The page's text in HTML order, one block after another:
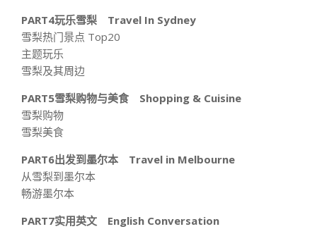
PART4玩乐雪梨 Travel In Sydney
雪梨热门景点 Top20
主题玩乐
雪梨及其周边
PART5雪梨购物与美食 Shopping & Cuisine
雪梨购物
雪梨美食
PART6出发到墨尔本 Travel in Melbourne
从雪梨到墨尔本
畅游墨尔本
PART7实用英文 English Conversation